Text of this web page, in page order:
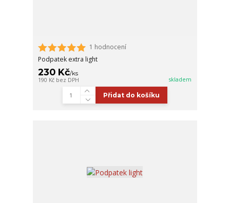
1 hodnocení
Podpatek extra light
230 Kč/ks
190 Kč bez DPH skladem
Přidat do košíku